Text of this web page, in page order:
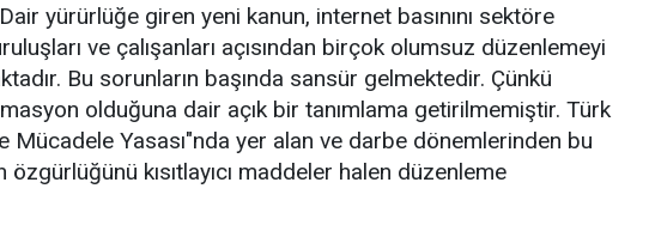
yürürlüğe giren yeni kanun, internet basınını sektöre
ve çalışanları açısından birçok olumsuz düzenlemeyi
Bu sorunların başında sansür gelmektedir. Çünkü
olduğuna dair açık bir tanımlama getirilmemiştir. Türk
Mücadele Yasası"nda yer alan ve darbe dönemlerinden bu
kısıtlayıcı maddeler halen düzenleme